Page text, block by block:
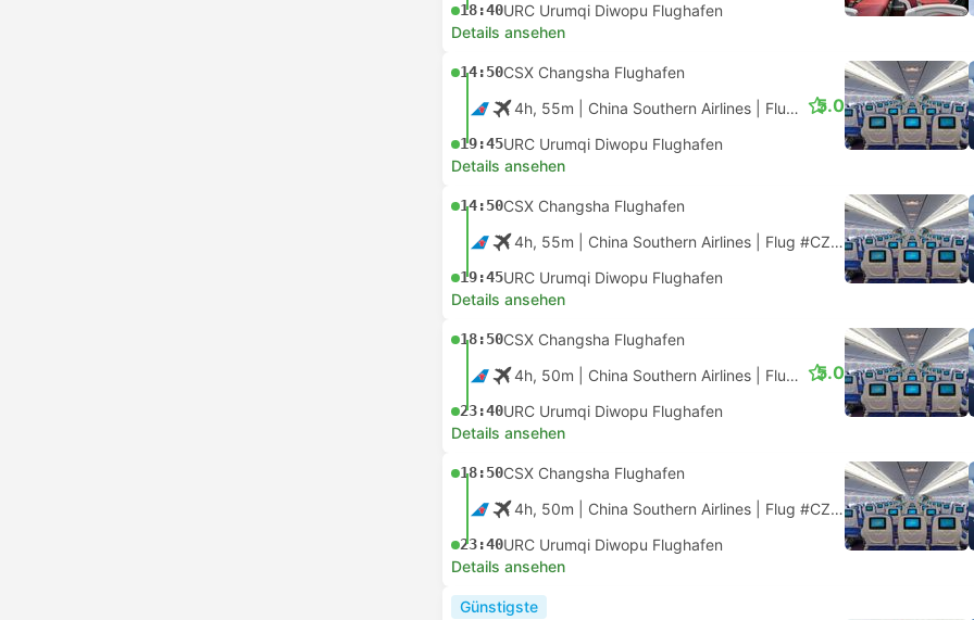
18:40URC Urumqi Diwopu Flughafen
Details ansehen
14:50CSX Changsha Flughafen
4h, 55m | China Southern Airlines Flug #CZ3129 |Economy
19:45URC Urumqi Diwopu Flughafen
5.0
Details ansehen
14:50CSX Changsha Flughafen
4h, 55m | China Southern Airlines Flug #CZ3129 |Economy
19:45URC Urumqi Diwopu Flughafen
Details ansehen
18:50CSX Changsha Flughafen
4h, 50m | China Southern Airlines Flug #CZ6956 |Economy
23:40URC Urumqi Diwopu Flughafen
5.0
Details ansehen
18:50CSX Changsha Flughafen
4h, 50m | China Southern Airlines Flug #CZ6956 |Economy
23:40URC Urumqi Diwopu Flughafen
Details ansehen
Günstigste